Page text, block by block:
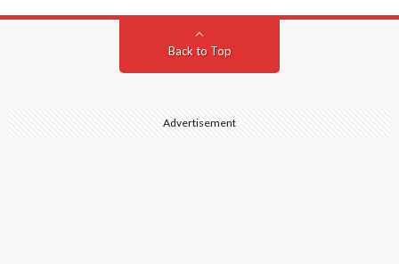
Back to Top
Advertisement